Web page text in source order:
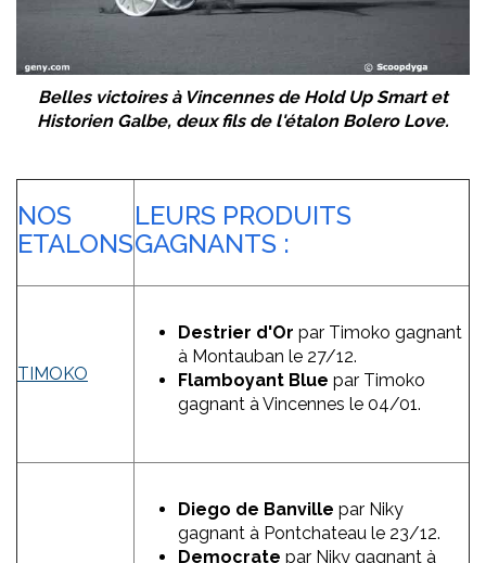
Belles victoires à Vincennes de Hold Up Smart et
Historien Galbe, deux fils de l'étalon Bolero Love.
NOS
ETALONS
LEURS PRODUITS
GAGNANTS :
TIMOKO
Destrier d'Or par Timoko gagnant
à Montauban le 27/12.
Flamboyant Blue par Timoko
gagnant à Vincennes le 04/01.
Diego de Banville par Niky
gagnant à Pontchateau le 23/12.
Democrate par Niky gagnant à